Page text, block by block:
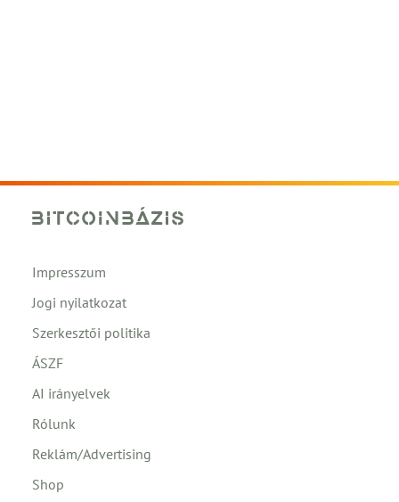
Impresszum
Jogi nyilatkozat
Szerkesztői politika
ÁSZF
AI irányelvek
Rólunk
Reklám/Advertising
Shop